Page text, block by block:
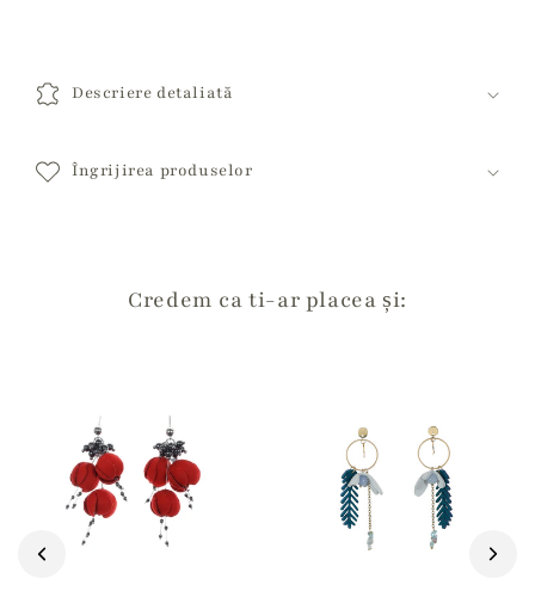
Descriere detaliată
Îngrijirea produselor
Credem ca ti-ar placea și: